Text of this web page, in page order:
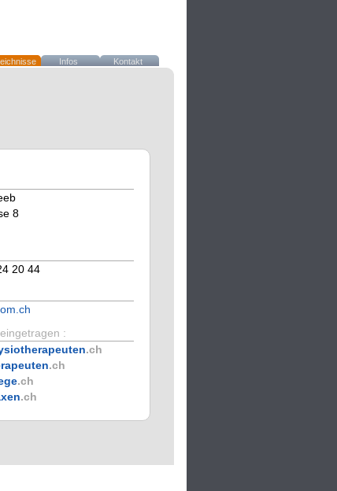
Infos Kontakt
8
20 44
:
.ch
.ch
.ch
.ch